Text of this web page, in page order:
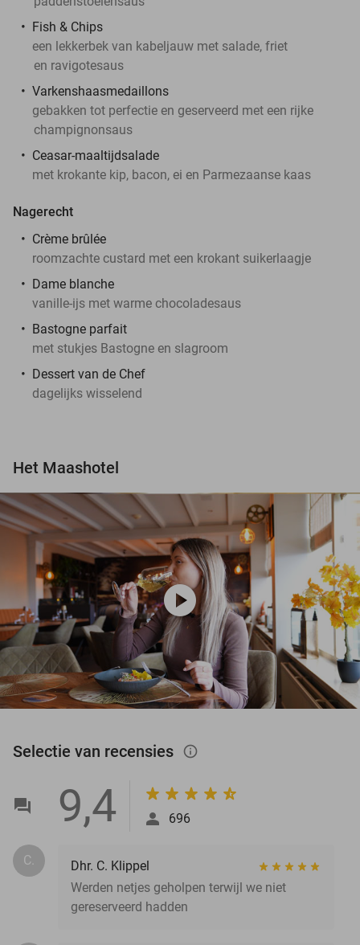
Fish & Chips
een lekkerbek van kabeljauw met salade, friet
en ravigotesaus
Varkenshaasmedaillons
gebakken tot perfectie en geserveerd met een rijke
champignonsaus
Ceasar-maaltijdsalade
met krokante kip, bacon, ei en Parmezaanse kaas
Nagerecht
Crème brûlée
roomzachte custard met een krokant suikerlaagje
Dame blanche
vanille-ijs met warme chocoladesaus
Bastogne parfait
met stukjes Bastogne en slagroom
Dessert van de Chef
dagelijks wisselend
Het Maashotel
play_circle
Selectie van recensies info_outlined
9,4 696
C.
Dhr. C. Klippel
Werden netjes geholpen terwijl we niet
gereserveerd hadden